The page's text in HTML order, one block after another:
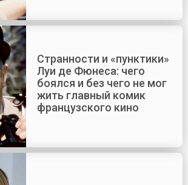
Странности и «пунктики»
Луи де Фюнеса: чего
боялся и без чего не мог
жить главный комик
французского кино